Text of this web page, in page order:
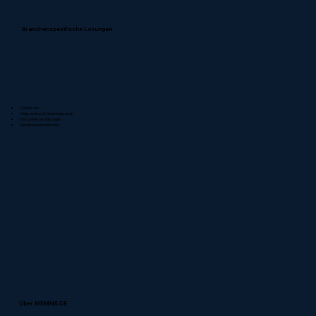
Branchenspezifische Lösungen
Über MSM365.DE
Zahnärzte
Heilpraktiker & Naturheilpraxen
Immobilienverwaltungen
Metallbauunternehmen